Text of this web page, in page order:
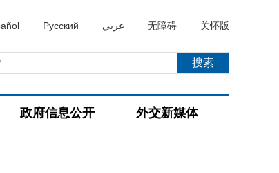
Русский عربي 无障碍 关怀版
政府信息公开 外交新媒体